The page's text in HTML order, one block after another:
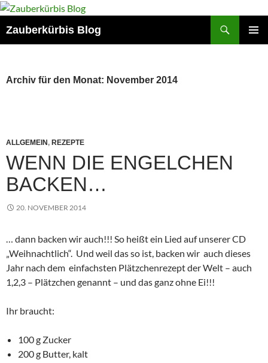
Zauberkürbis Blog
Archiv für den Monat: November 2014
ALLGEMEIN , REZEPTE
WENN DIE ENGELCHEN
BACKEN…
20. NOVEMBER 2014
… dann backen wir auch!!! So heißt ein Lied auf unserer CD
„Weihnachtlich“. Und weil das so ist, backen wir auch dieses
Jahr nach dem einfachsten Plätzchenrezept der Welt – auch
1,2,3 – Plätzchen genannt – und das ganz ohne Ei!!!
Ihr braucht:
100 g Zucker
200 g Butter, kalt